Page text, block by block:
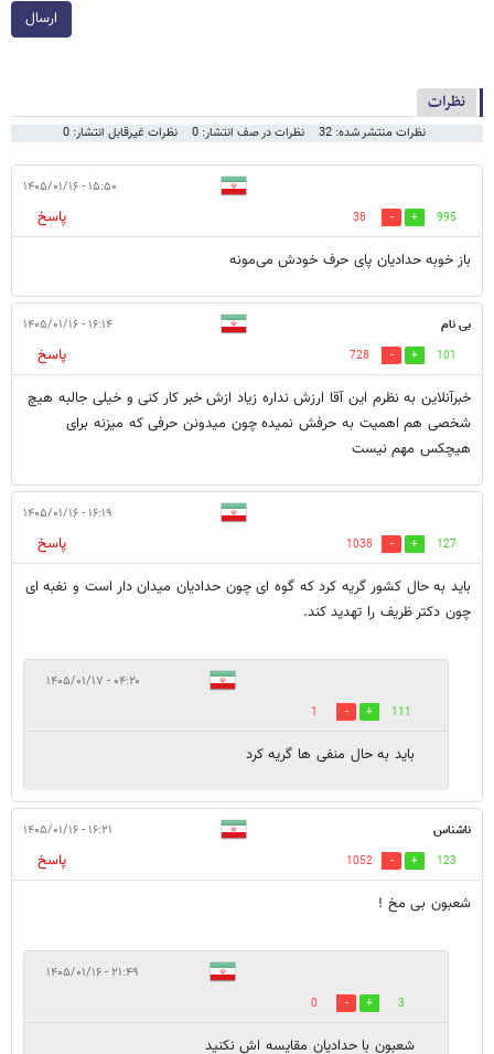
ارسال
نظرات
نظرات منتشر شده: 32 نظرات در صف انتشار: 0 نظرات غیرقابل انتشار: 0
۱۵:۵۰ - ۱۴۰۵/۰۱/۱۶
995
38
پاسخ
باز خوبه حدادیان پای حرف خودش می‌مونه
بی نام ۱۶:۱۴ - ۱۴۰۵/۰۱/۱۶
101
728
پاسخ
خبرآنلاین به نظرم این آقا ارزش نداره زیاد ازش خبر کار کنی و خیلی جالبه هیچ
شخصی هم اهمیت به حرفش نمیده چون میدونن حرفی که میزنه برای
هیچکس مهم نیست
۱۶:۱۹ - ۱۴۰۵/۰۱/۱۶
127
1038
پاسخ
باید به حال کشور گریه کرد که گوه ای چون حدادیان میدان دار است و نغبه ای
چون دکتر ظریف را تهدید کند.
۰۴:۲۰ - ۱۴۰۵/۰۱/۱۷
111
1
باید به حال منفی ها گریه کرد
ناشناس ۱۶:۲۱ - ۱۴۰۵/۰۱/۱۶
123
1052
پاسخ
شعبون بی مخ !
۲۱:۴۹ - ۱۴۰۵/۰۱/۱۶
3
0
شعبون با حدادیان مقایسه اش نکنید